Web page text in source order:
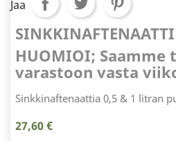
Jaa
SINKKINAFTENAATTI
HUOMIOI;
varastoon vasta
Sinkkinaftenaattia 0,5 & 1 litran
27,60 €